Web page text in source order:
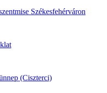
Székesfehérváron
(Ciszterci)